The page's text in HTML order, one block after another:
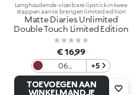
Langhoudende vloeibare lipstick in twee
stappen aan te brengen limited edition
Matte Diaries Unlimited
Double Touch Limited Edition
€ 16,99
06
Moonlight
Ruby
+5
TOEVOEGEN AAN
WINKELMANDJE